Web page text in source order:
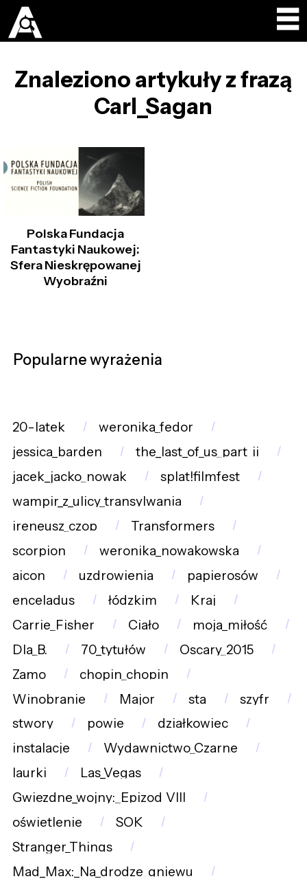
Znaleziono artykuły z frazą
Carl_Sagan
Polska Fundacja
Fantastyki Naukowej:
Sfera Nieskrępowanej
Wyobraźni
Popularne wyrażenia
20-latek
weronika_fedor
jessica_barden
the_last_of_us_part_ii
jacek_jacko_nowak
splat!filmfest
wampir_z_ulicy_transylwania
ireneusz_czop
Transformers
scorpion
weronika_nowakowska
aicon
uzdrowienia
papierosów
enceladus
łódzkim
Kraj
Carrie_Fisher
Ciało
moja_miłość
Dla_B.
70_tytułów
Oscary_2015
Zamo
chopin_chopin
Winobranie
Major sta
szyfr
stwory
powie
działkowiec
instalacje
Wydawnictwo_Czarne
laurki
Las_Vegas
Gwiezdne_wojny:_Epizod_VIII
oświetlenie
SOK
Stranger_Things
Mad_Max:_Na_drodze_gniewu